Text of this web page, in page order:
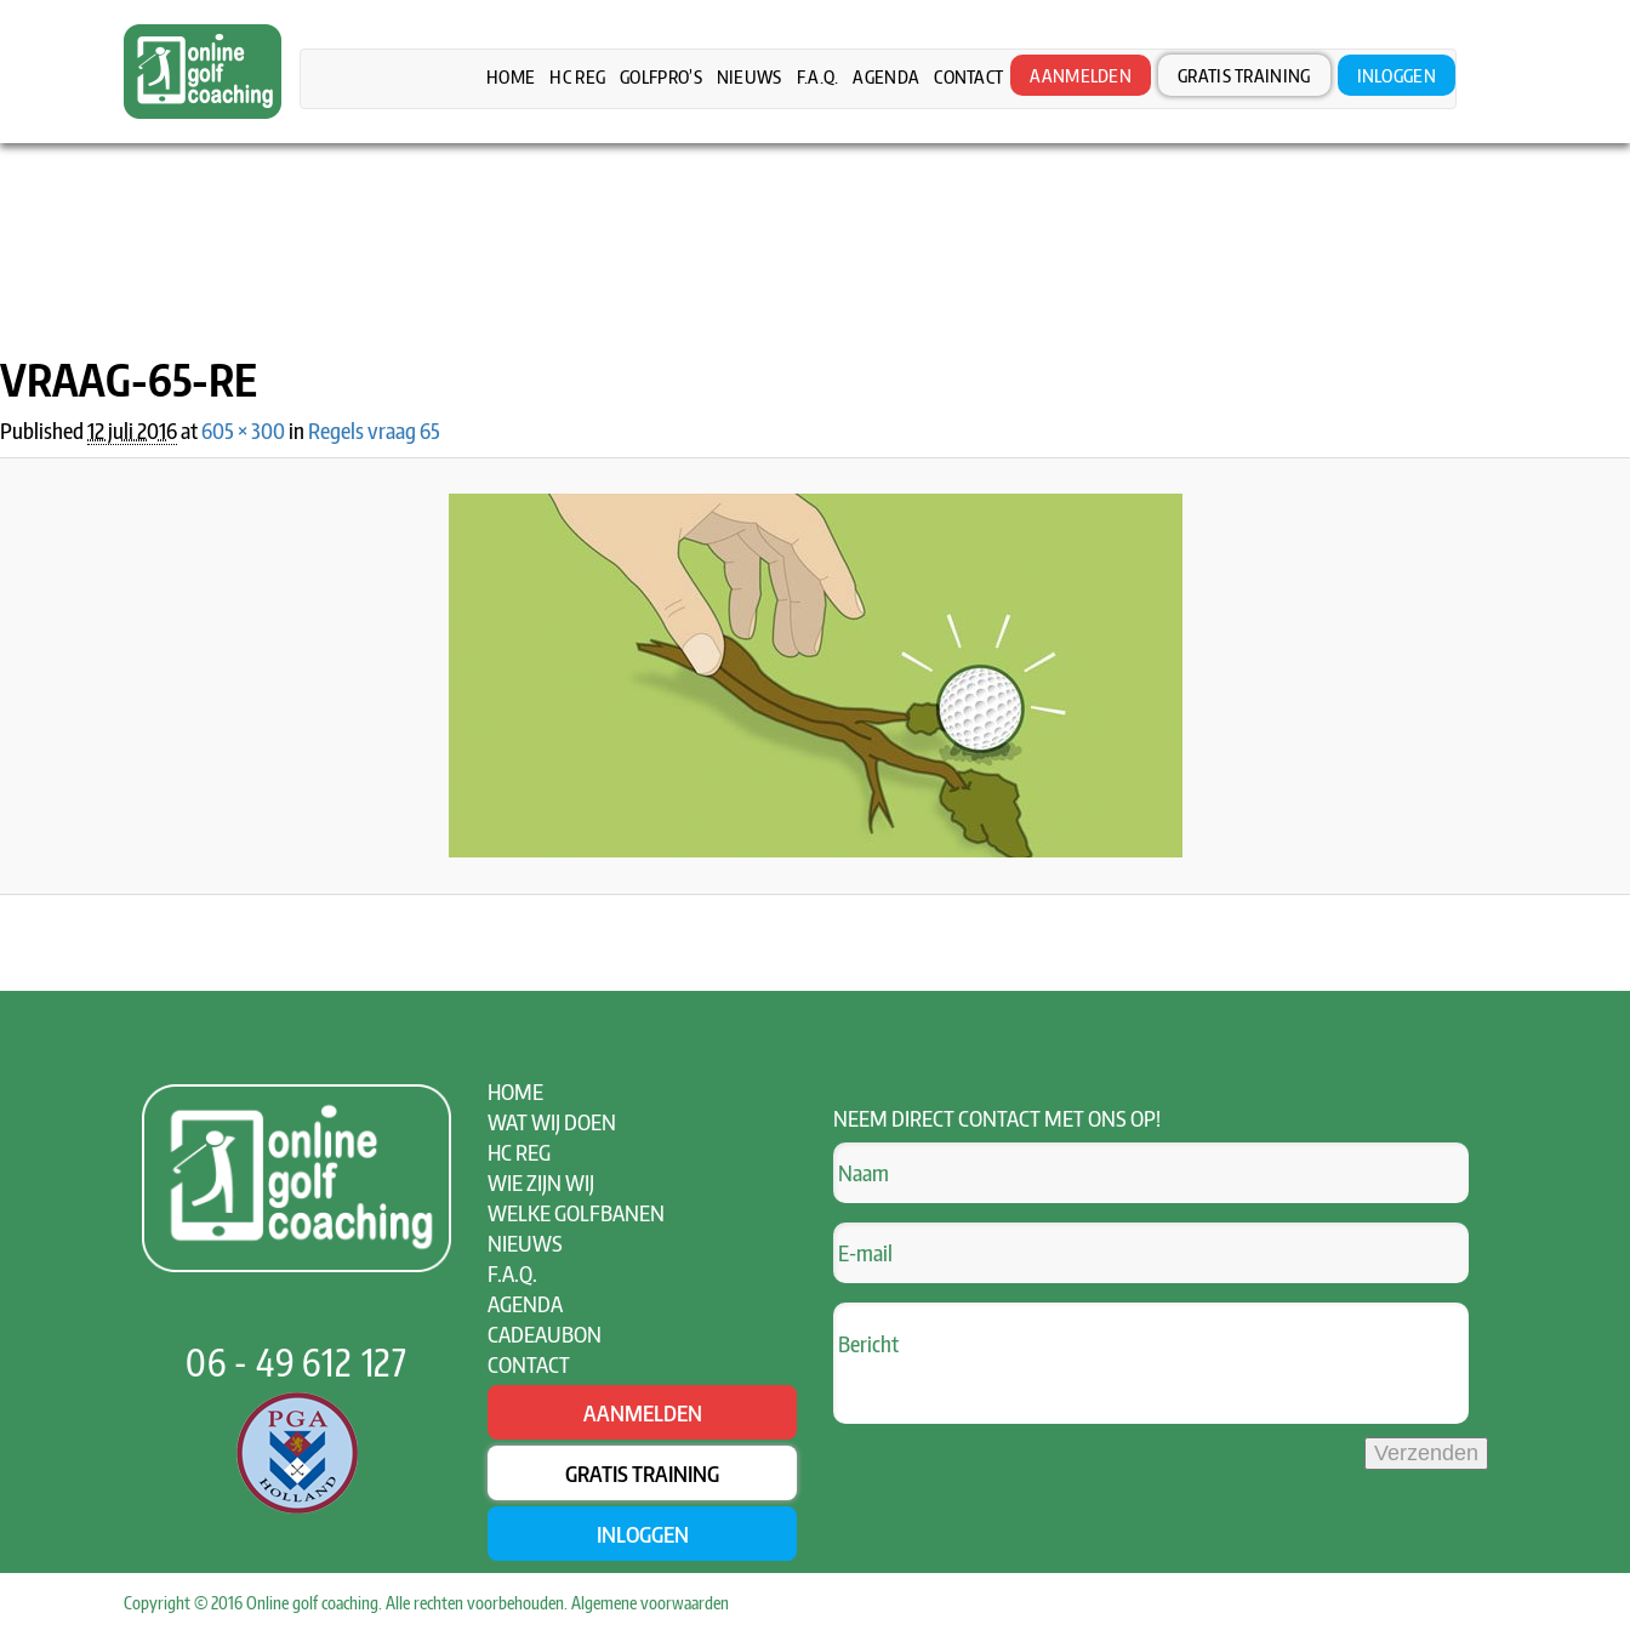
HOME HC REG GOLFPRO’S NIEUWS F.A.Q. AGENDA CONTACT AANMELDEN GRATIS TRAINING INLOGGEN
VRAAG-65-RE
Published12 juli 2016at605 × 300in Regels vraag 65
06 - 49 612 127
HOME
WAT WIJ DOEN
HC REG
WIE ZIJN WIJ
WELKE GOLFBANEN
NIEUWS
F.A.Q.
AGENDA
CADEAUBON
CONTACT
AANMELDEN
GRATIS TRAINING
INLOGGEN
NEEM DIRECT CONTACT MET ONS OP!
Verzenden
Copyright © 2016 Online golf coaching. Alle rechten voorbehouden. Algemene voorwaarden